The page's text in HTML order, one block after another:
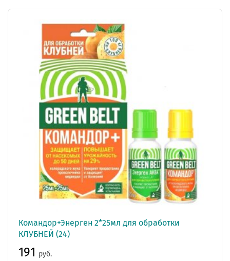
Командор+Энерген 2*25мл для обработки
КЛУБНЕЙ (24)
191 руб.